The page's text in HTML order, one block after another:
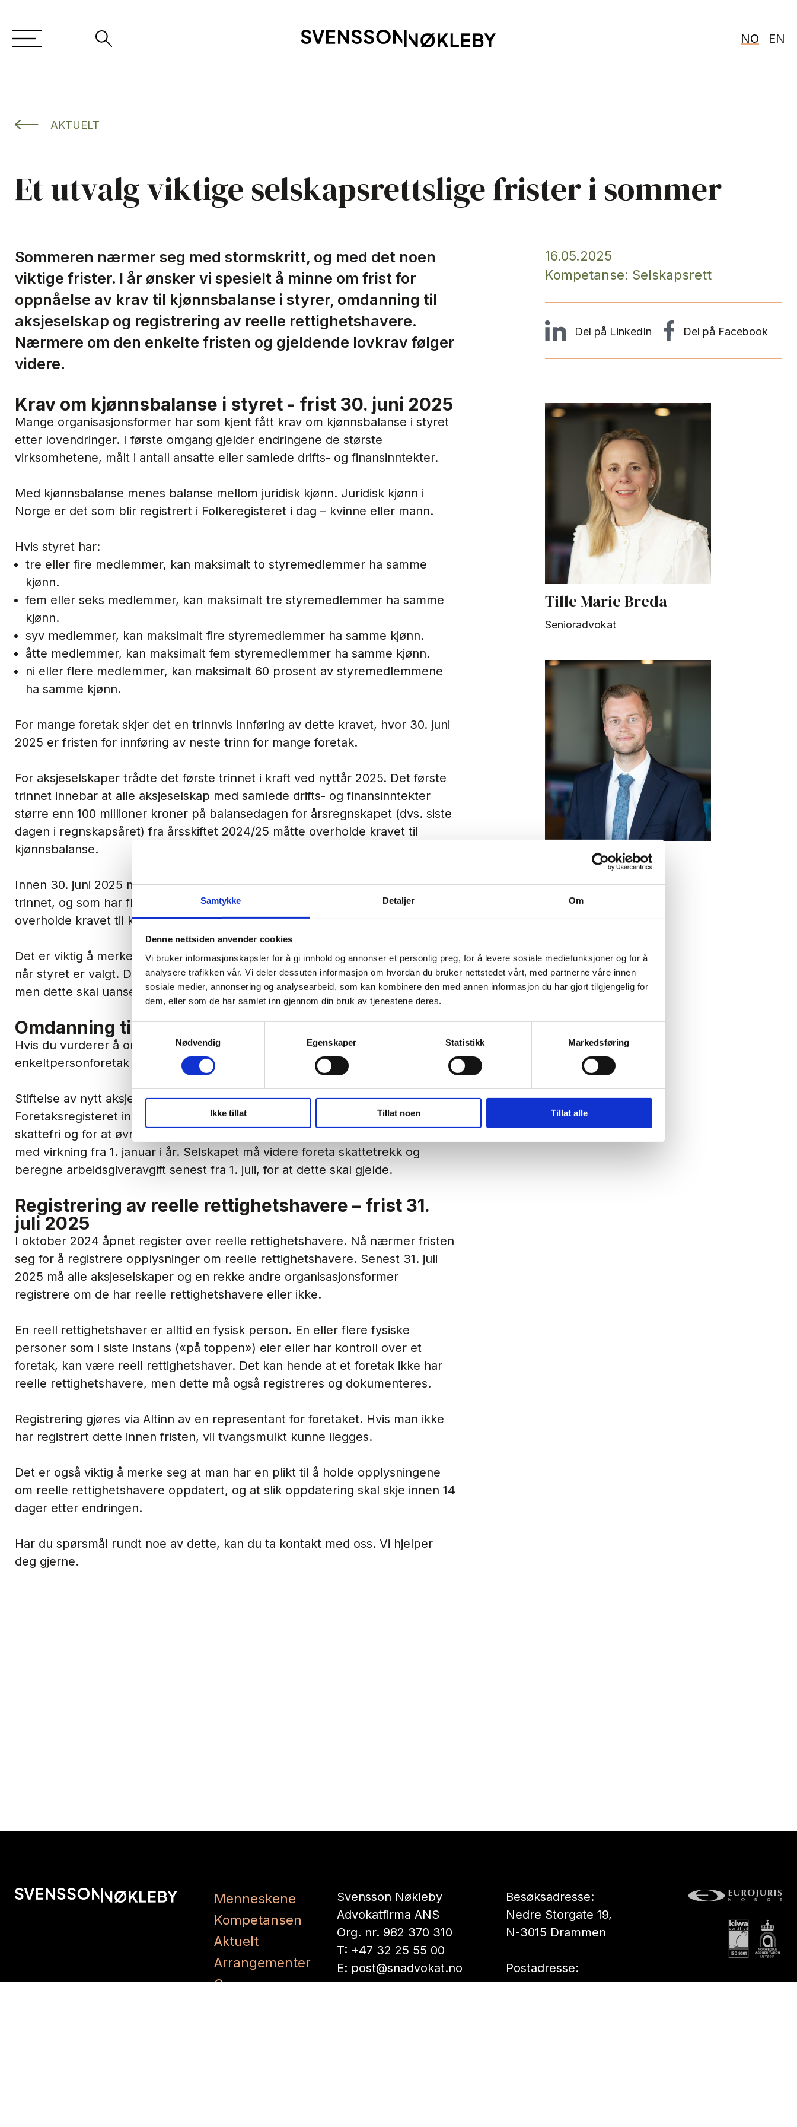
Samtykke Detaljer Om
Denne nettsiden anvender cookies
Vi bruker informasjonskapsler for å gi innhold og annonser et personlig preg, for å levere sosiale mediefunksjoner og for å
analysere trafikken vår. Vi deler dessuten informasjon om hvordan du bruker nettstedet vårt, med partnerne våre innen
sosiale medier, annonsering og analysearbeid, som kan kombinere den med annen informasjon du har gjort tilgjengelig for
dem, eller som de har samlet inn gjennom din bruk av tjenestene deres.
Nødvendig
Egenskaper Statistikk Markedsføring
Ikke tillat Tillat noen Tillat alle
NO EN
AKTUELT
Et utvalg viktige selskapsrettslige frister i sommer
Sommeren nærmer seg med stormskritt, og med det noen
viktige frister. I år ønsker vi spesielt å minne om frist for
oppnåelse av krav til kjønnsbalanse i styrer, omdanning til
aksjeselskap og registrering av reelle rettighetshavere.
Nærmere om den enkelte fristen og gjeldende lovkrav følger
videre.
Krav om kjønnsbalanse i styret - frist 30. juni 2025
Mange organisasjonsformer har som kjent fått krav om kjønnsbalanse i styret
etter lovendringer. I første omgang gjelder endringene de største
virksomhetene, målt i antall ansatte eller samlede drifts- og finansinntekter.
Med kjønnsbalanse menes balanse mellom juridisk kjønn. Juridisk kjønn i
Norge er det som blir registrert i Folkeregisteret i dag – kvinne eller mann.
Hvis styret har:
tre eller fire medlemmer, kan maksimalt to styremedlemmer ha samme
kjønn.
fem eller seks medlemmer, kan maksimalt tre styremedlemmer ha samme
kjønn.
syv medlemmer, kan maksimalt fire styremedlemmer ha samme kjønn.
åtte medlemmer, kan maksimalt fem styremedlemmer ha samme kjønn.
ni eller flere medlemmer, kan maksimalt 60 prosent av styremedlemmene
ha samme kjønn.
For mange foretak skjer det en trinnvis innføring av dette kravet, hvor 30. juni
2025 er fristen for innføring av neste trinn for mange foretak.
For aksjeselskaper trådte det første trinnet i kraft ved nyttår 2025. Det første
trinnet innebar at alle aksjeselskap med samlede drifts- og finansinntekter
større enn 100 millioner kroner på balansedagen for årsregnskapet (dvs. siste
dagen i regnskapsåret) fra årsskiftet 2024/25 måtte overholde kravet til
kjønnsbalanse.
Innen 30. juni 2025 må aksjeselskap som ikke var omfattet av det første
trinnet, og som har flere enn 50 ansatte på balansedagen for årsregnskapet,
overholde kravet til kjønnsbalanse.
Det er viktig å merke seg at fristene for alle omfattede foretak viser til dato for
når styret er valgt. Det vil si at registrering av nytt styre kan skje etter fristen,
men dette skal uansett meldes til registeret uten ugrunnet opphold.
Omdanning til aksjeselskap – frist 1. juli 2025
Hvis du vurderer å omdanne ditt ansvarlige selskap (ANS) eller
enkeltpersonforetak (ENK) til et aksjeselskap, er tiden inne nå.
Stiftelse av nytt aksjeselskap og melding om omdanningen må være sendt til
Foretaksregisteret innen 1. juli 2025, for at selve omdanningen skal være
skattefri og for at øvrig fastsetting av skatt for aksjeselskap kan gjennomføres
med virkning fra 1. januar i år. Selskapet må videre foreta skattetrekk og
beregne arbeidsgiveravgift senest fra 1. juli, for at dette skal gjelde.
Registrering av reelle rettighetshavere – frist 31.
juli 2025
I oktober 2024 åpnet register over reelle rettighetshavere. Nå nærmer fristen
seg for å registrere opplysninger om reelle rettighetshavere. Senest 31. juli
2025 må alle aksjeselskaper og en rekke andre organisasjonsformer
registrere om de har reelle rettighetshavere eller ikke.
En reell rettighetshaver er alltid en fysisk person. En eller flere fysiske
personer som i siste instans («på toppen») eier eller har kontroll over et
foretak, kan være reell rettighetshaver. Det kan hende at et foretak ikke har
reelle rettighetshavere, men dette må også registreres og dokumenteres.
Registrering gjøres via Altinn av en representant for foretaket. Hvis man ikke
har registrert dette innen fristen, vil tvangsmulkt kunne ilegges.
Det er også viktig å merke seg at man har en plikt til å holde opplysningene
om reelle rettighetshavere oppdatert, og at slik oppdatering skal skje innen 14
dager etter endringen.
Har du spørsmål rundt noe av dette, kan du ta kontakt med oss. Vi hjelper
deg gjerne.
16.05.2025
Kompetanse: Selskapsrett
Del på LinkedIn Del på Facebook
Tille Marie Breda
Senioradvokat
Jonas Melander
Senioradvokat
Menneskene
Kompetansen
Aktuelt
Arrangementer
Om oss
Svensson Nøkleby
Advokatfirma ANS
Org. nr. 982 370 310
T: +47 32 25 55 00
E: post@snadvokat.no
Besøksadresse:
Nedre Storgate 19,
N-3015 Drammen
Postadresse:
Pb. 294 Bragernes,